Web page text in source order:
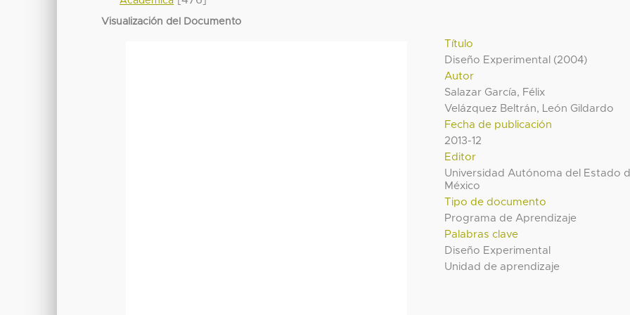
Visualización del Documento
Título
Diseño Experimental (2004)
Autor
Salazar García, Félix
Velázquez Beltrán, León Gildardo
Fecha de publicación
2013-12
Editor
Universidad Autónoma del Estado
México
Tipo de documento
Programa de Aprendizaje
Palabras clave
Diseño Experimental
Unidad de aprendizaje